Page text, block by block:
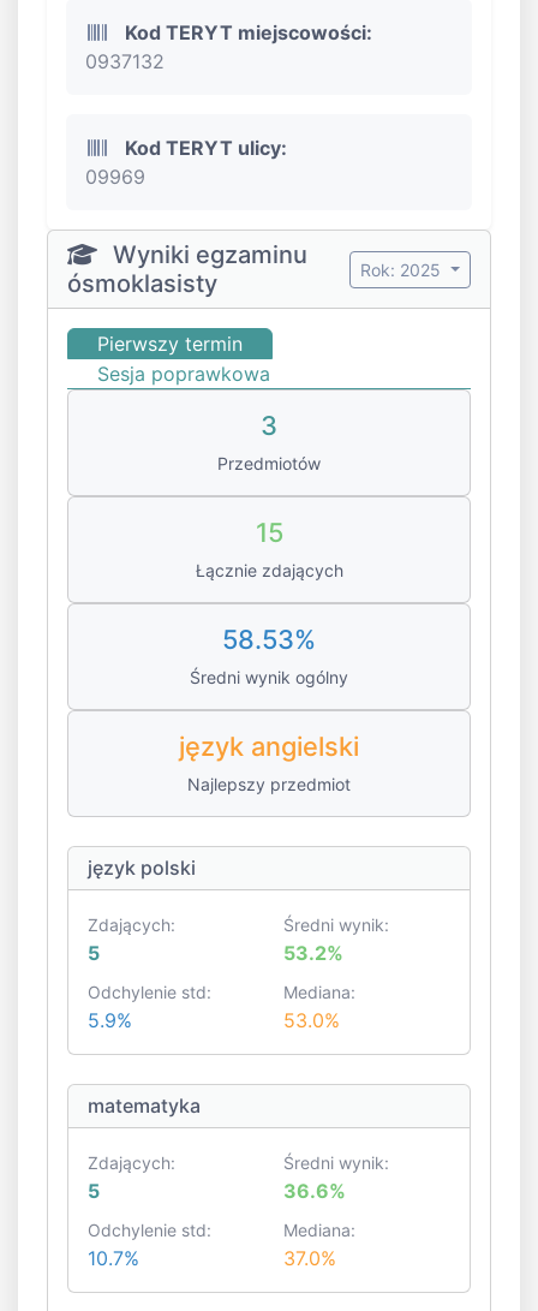
Kod TERYT miejscowości:
0937132
Kod TERYT ulicy:
09969
Wyniki egzaminu
ósmoklasisty
Rok: 2025
Pierwszy termin
Sesja poprawkowa
3
Przedmiotów
15
Łącznie zdających
58.53%
Średni wynik ogólny
język angielski
Najlepszy przedmiot
język polski
Zdających:
5
Średni wynik:
53.2%
Odchylenie std:
5.9%
Mediana:
53.0%
matematyka
Zdających:
5
Średni wynik:
36.6%
Odchylenie std:
10.7%
Mediana:
37.0%